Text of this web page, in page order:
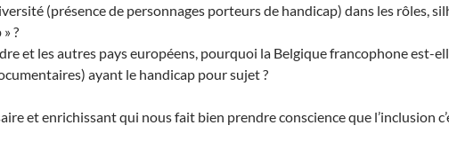
(présence de personnages porteurs de handicap) dans les rôles,
?
et les autres pays européens, pourquoi la Belgique francophone est-
ayant le handicap pour sujet ?
et enrichissant qui nous fait bien prendre conscience que l’inclusion